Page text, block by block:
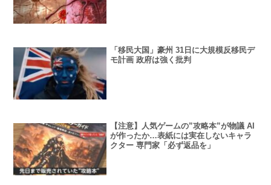
「移民大国」豪州 31日に大規模反移民デ
モ計画 政府は強く批判
【注意】人気ゲームの”攻略本”が物議 AI
が作ったか…表紙には実在しないキャラ
クター 専門家「必ず返品を」